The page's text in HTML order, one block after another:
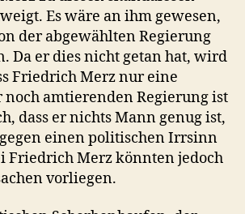
Es wäre an ihm gewesen,
der abgewählten Regierung
Da er dies nicht getan hat, wird
Friedrich Merz nur eine
amtierenden Regierung ist
dass er nichts Mann genug ist,
einen politischen Irrsinn
Friedrich Merz könnten jedoch
vorliegen.